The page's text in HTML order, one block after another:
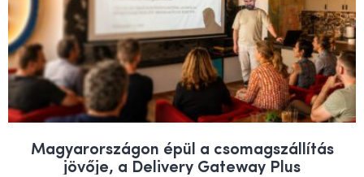
Magyarországon épül a csomagszállítás
jövője, a Delivery Gateway Plus